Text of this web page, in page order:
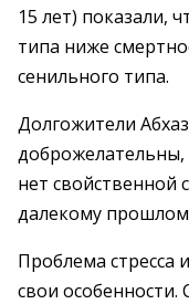
15 лет) показали,
типа ниже
сенильного типа.
Долгожители
доброжелательны,
нет свойственной
далекому
Проблема стресса
свои